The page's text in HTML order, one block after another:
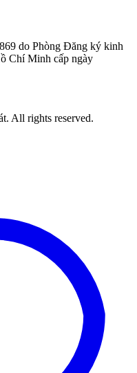
do Phòng Đăng ký kinh
Chí Minh cấp ngày
All rights reserved.